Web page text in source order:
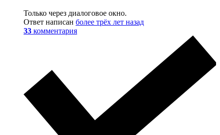
Только через диалоговое окно.
Ответ написан более трёх лет назад
33 комментария